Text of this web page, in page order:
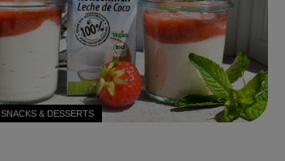
SNACKS & DESSERTS